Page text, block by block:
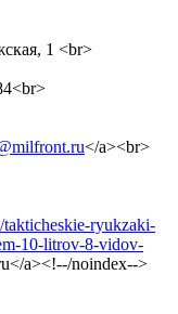
1 <br>
</a><br>
ryukzaki-
10-litrov-8-vidov-
a><!--/noindex-->